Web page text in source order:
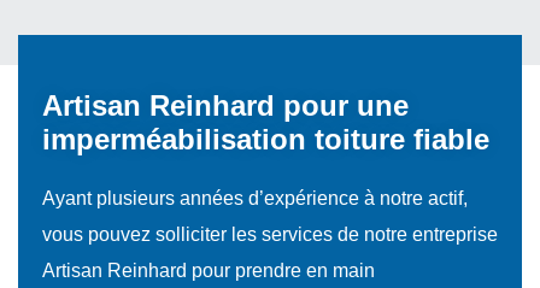
Artisan Reinhard pour une
imperméabilisation toiture fiable
Ayant plusieurs années d’expérience à notre actif,
vous pouvez solliciter les services de notre entreprise
Artisan Reinhard pour prendre en main